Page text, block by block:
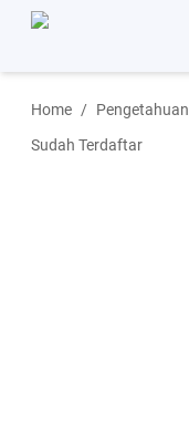
Bisnis
Pinjaman
Home Pengetahuan
Sudah Terdaftar